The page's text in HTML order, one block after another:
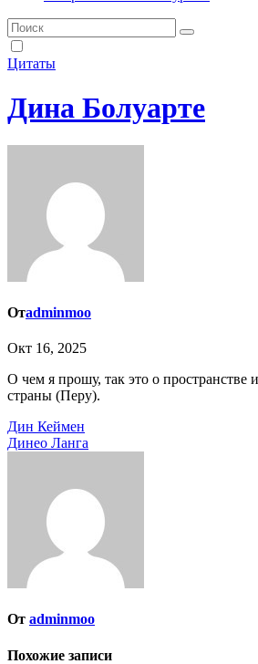
Цитаты
Дина Болуарте
Отadminmoo
Окт 16, 2025
О чем я прошу, так это о пространстве и времени для спасения
страны (Перу).
Навигация
по
Дин Кеймен
Динео Ланга
От adminmoo
Похожие записи